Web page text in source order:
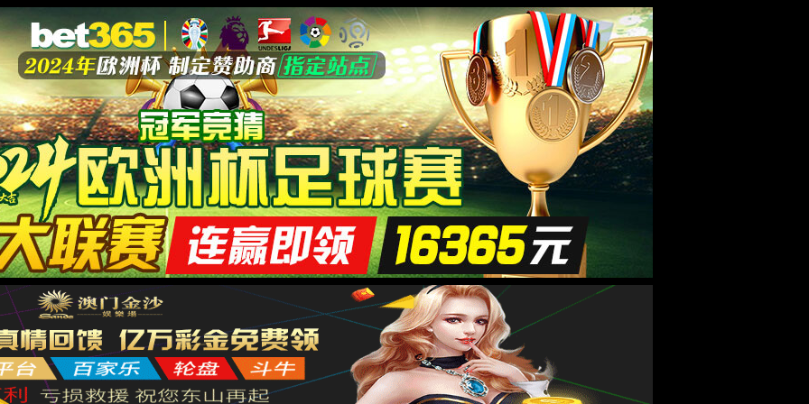
金沙6165总站线路检测 样品前处理 实验室基础 生物医疗 测量仪器 行业专用
新品推荐 应用领域
产品列表
生物医疗 测量仪器 行业专用
金沙6165总站线路检测优品
智能筛选